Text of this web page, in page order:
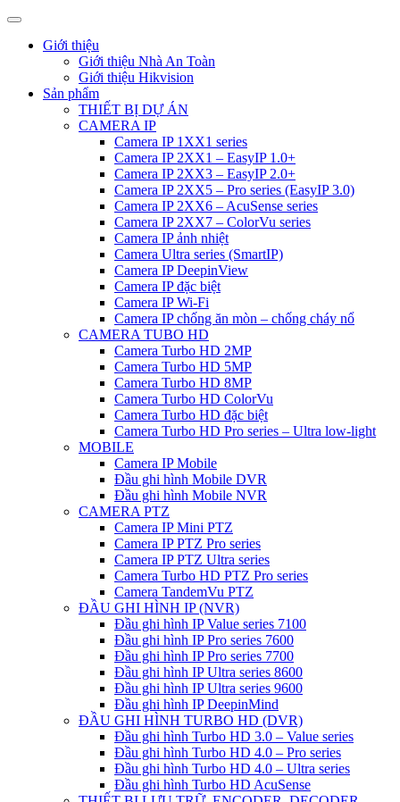
Giới thiệu
Giới thiệu Nhà An Toàn
Giới thiệu Hikvision
Sản phẩm
THIẾT BỊ DỰ ÁN
CAMERA IP
Camera IP 1XX1 series
Camera IP 2XX1 – EasyIP 1.0+
Camera IP 2XX3 – EasyIP 2.0+
Camera IP 2XX5 – Pro series (EasyIP 3.0)
Camera IP 2XX6 – AcuSense series
Camera IP 2XX7 – ColorVu series
Camera IP ảnh nhiệt
Camera Ultra series (SmartIP)
Camera IP DeepinView
Camera IP đặc biệt
Camera IP Wi-Fi
Camera IP chống ăn mòn – chống cháy nổ
CAMERA TUBO HD
Camera Turbo HD 2MP
Camera Turbo HD 5MP
Camera Turbo HD 8MP
Camera Turbo HD ColorVu
Camera Turbo HD đặc biệt
Camera Turbo HD Pro series – Ultra low-light
MOBILE
Camera IP Mobile
Đầu ghi hình Mobile DVR
Đầu ghi hình Mobile NVR
CAMERA PTZ
Camera IP Mini PTZ
Camera IP PTZ Pro series
Camera IP PTZ Ultra series
Camera Turbo HD PTZ Pro series
Camera TandemVu PTZ
ĐẦU GHI HÌNH IP (NVR)
Đầu ghi hình IP Value series 7100
Đầu ghi hình IP Pro series 7600
Đầu ghi hình IP Pro series 7700
Đầu ghi hình IP Ultra series 8600
Đầu ghi hình IP Ultra series 9600
Đầu ghi hình IP DeepinMind
ĐẦU GHI HÌNH TURBO HD (DVR)
Đầu ghi hình Turbo HD 3.0 – Value series
Đầu ghi hình Turbo HD 4.0 – Pro series
Đầu ghi hình Turbo HD 4.0 – Ultra series
Đầu ghi hình Turbo HD AcuSense